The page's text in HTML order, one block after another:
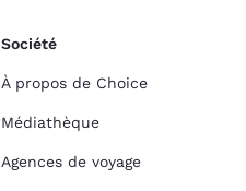
Société
À propos de Choice
Médiathèque
Agences de voyage